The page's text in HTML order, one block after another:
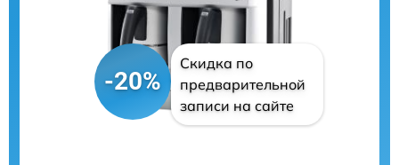
-20%
Скидка по
предварительной
записи на сайте